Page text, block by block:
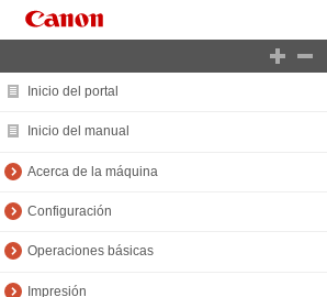
Inicio del portal
Inicio del manual
Acerca de la máquina
Configuración
Operaciones básicas
Impresión